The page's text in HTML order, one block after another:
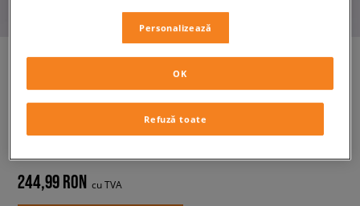
ADIDAS PANTALONI FIREBIRD
244,99 RON cu TVA
Personalizează
Refuză toate
OK